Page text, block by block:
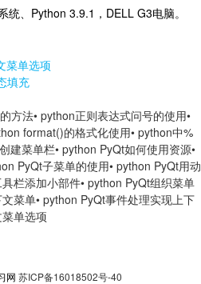
、Python 3.9.1，DELL G3电脑。
菜单选项
填充
方法• python正则表达式问号的使用•
format()的格式化使用• python中%
建菜单栏• python PyQt如何使用资源•
PyQt子菜单的使用• python PyQt用动
栏添加小部件• python PyQt组织菜单
菜单• python PyQt事件处理实现上下
单选项
网 苏ICP备16018502号-40